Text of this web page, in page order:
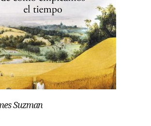
Suzman